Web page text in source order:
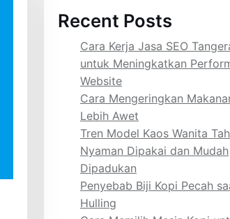
Recent Posts
Cara Kerja Jasa SEO
untuk Meningkatkan
Website
Cara Mengeringkan
Lebih Awet
Tren Model Kaos Wanita
Nyaman Dipakai dan Mudah
Dipadukan
Penyebab Biji Kopi Pecah
Hulling